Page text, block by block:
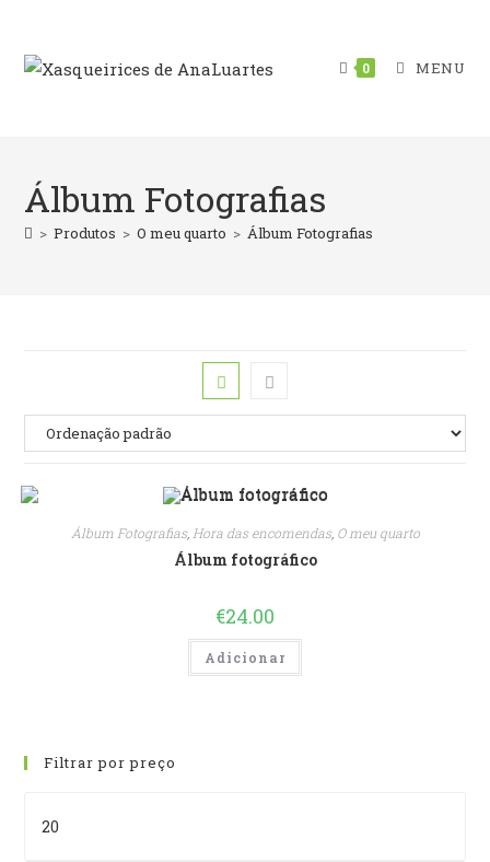
content
0 MENU
Álbum Fotografias
> Produtos > O meu quarto > Álbum Fotografias
Álbum Fotografias, Hora das encomendas, O meu quarto
Álbum fotográfico
€24.00
Adicionar
Filtrar por preço
mínimo